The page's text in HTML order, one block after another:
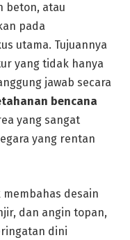
beton, atau
pada
utama. Tujuannya
yang tidak hanya
jawab secara
bencana
yang sangat
yang rentan
membahas desain
dan angin topan,
dini